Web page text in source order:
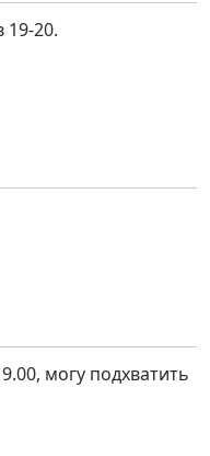
20.
могу подхватить